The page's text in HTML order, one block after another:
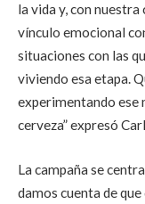
la vida y, con
vínculo emocional
situaciones con las
viviendo esa etapa.
experimentando ese
cerveza” expresó
La campaña se
damos cuenta de